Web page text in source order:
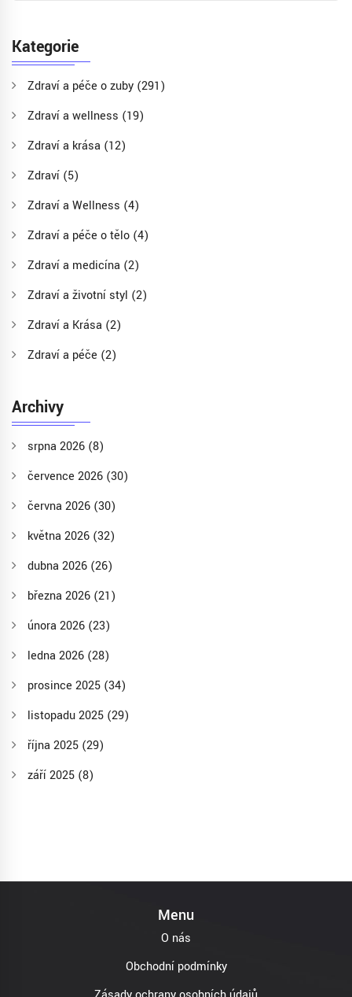
Kategorie
Zdraví a péče o zuby (291)
Zdraví a wellness (19)
Zdraví a krása (12)
Zdraví (5)
Zdraví a Wellness (4)
Zdraví a péče o tělo (4)
Zdraví a medicína (2)
Zdraví a životní styl (2)
Zdraví a Krása (2)
Zdraví a péče (2)
Archivy
srpna 2026 (8)
července 2026 (30)
června 2026 (30)
května 2026 (32)
dubna 2026 (26)
března 2026 (21)
února 2026 (23)
ledna 2026 (28)
prosince 2025 (34)
listopadu 2025 (29)
října 2025 (29)
září 2025 (8)
Menu
O nás
Obchodní podmínky